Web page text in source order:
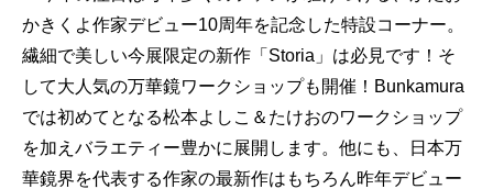
かきくよ作家デビュー10周年を記念した特設コーナー。
繊細で美しい今展限定の新作「Storia」は必見です！そ
して大人気の万華鏡ワークショップも開催！Bunkamura
では初めてとなる松本よしこ＆たけおのワークショップ
を加えバラエティー豊かに展開します。他にも、日本万
華鏡界を代表する作家の最新作はもちろん昨年デビュー